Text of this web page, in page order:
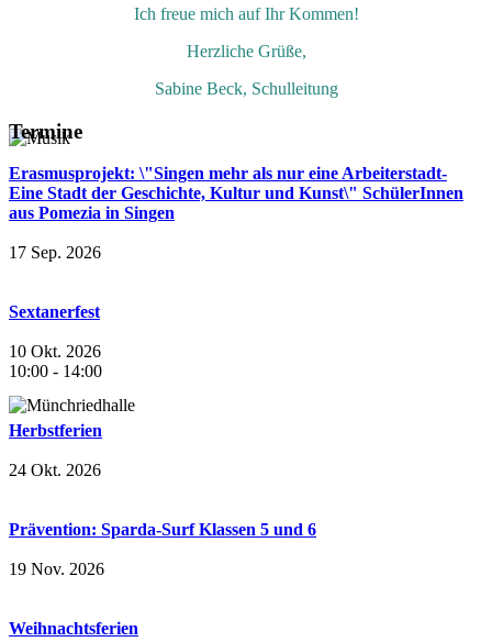
Ich freue mich auf Ihr Kommen!
Herzliche Grüße,
Sabine Beck, Schulleitung
Termine
Erasmusprojekt: \"Singen mehr als nur eine Arbeiterstadt-
Eine Stadt der Geschichte, Kultur und Kunst\" SchülerInnen
aus Pomezia in Singen
17 Sep. 2026
Sextanerfest
10 Okt. 2026
10:00 - 14:00
Herbstferien
24 Okt. 2026
Prävention: Sparda-Surf Klassen 5 und 6
19 Nov. 2026
Weihnachtsferien